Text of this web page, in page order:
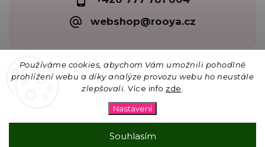
Používáme cookies, abychom Vám umožnili pohodlné
prohlížení webu a díky analýze provozu webu ho neustále
zlepšovali. Více info zde
Nastavení
Souhlasím
webshop@rooya.cz
vyhrazena.
Upravit nastavení cookies
Shoptet | Design